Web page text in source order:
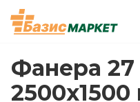
Фанера